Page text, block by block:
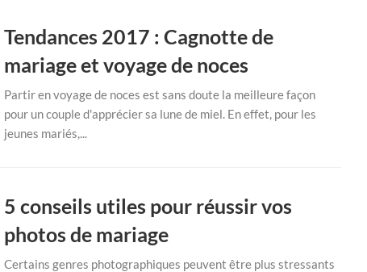
Tendances 2017 : Cagnotte de
mariage et voyage de noces
Partir en voyage de noces est sans doute la meilleure façon
pour un couple d'apprécier sa lune de miel. En effet, pour les
jeunes mariés,...
5 conseils utiles pour réussir vos
photos de mariage
Certains genres photographiques peuvent être plus stressants